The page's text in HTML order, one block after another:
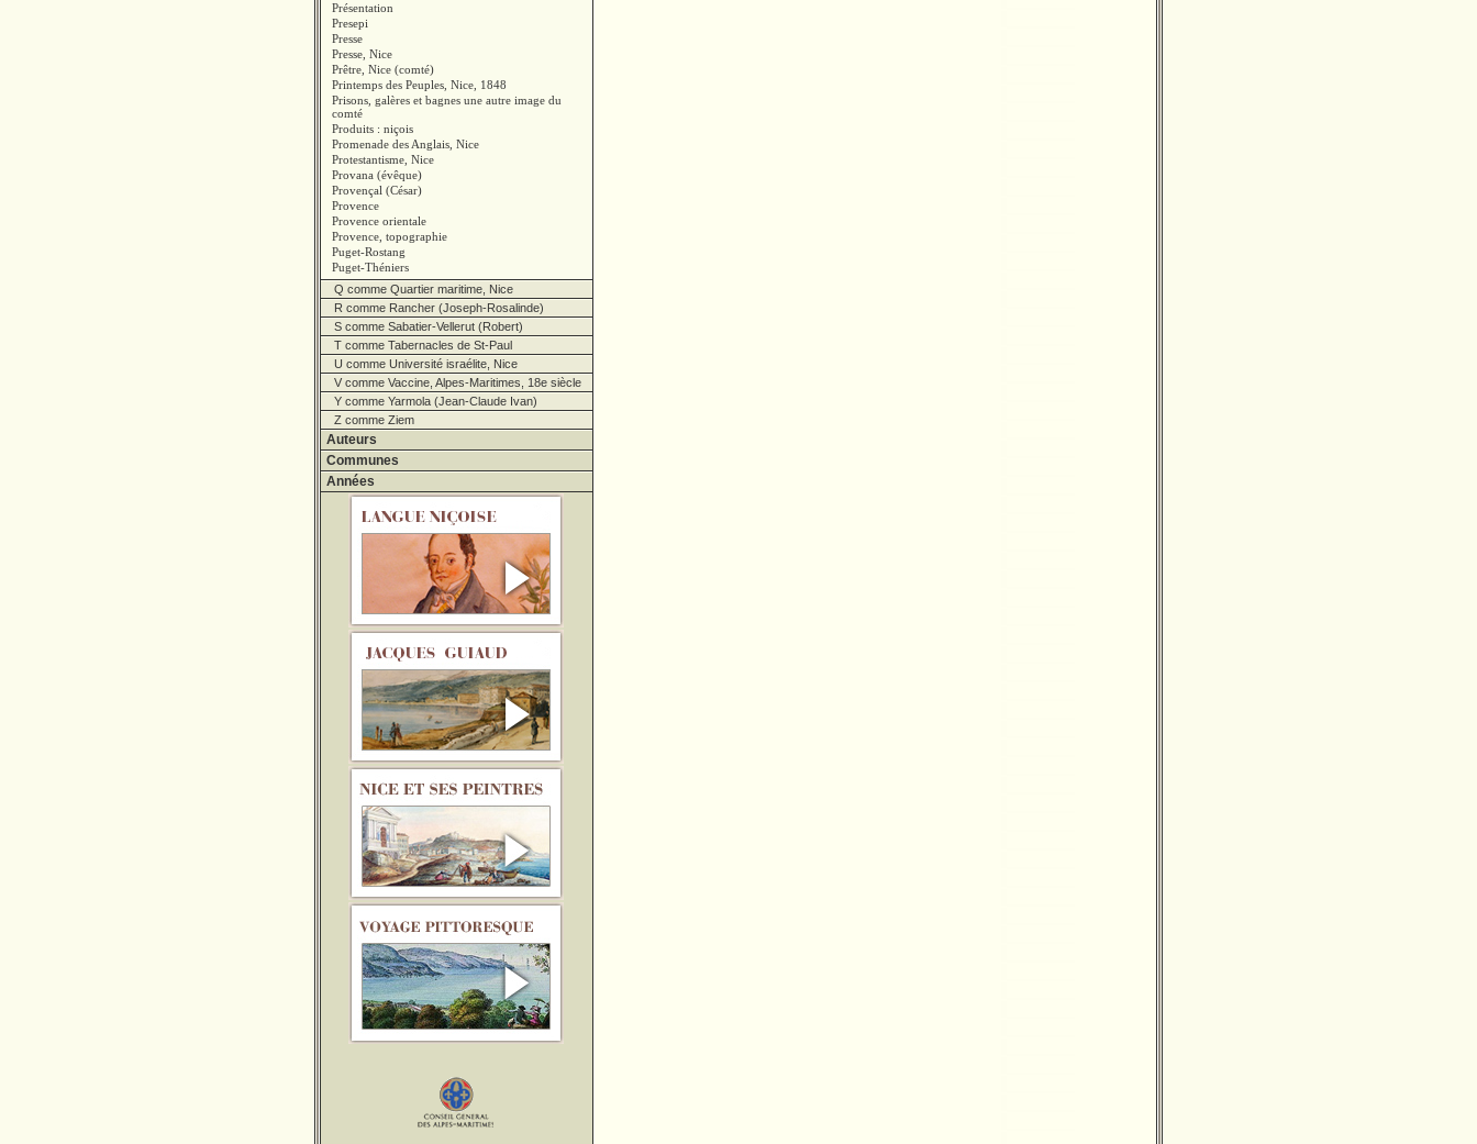
Présentation
Presepi
Presse
Presse, Nice
Prêtre, Nice (comté)
Printemps des Peuples, Nice, 1848
Prisons, galères et bagnes une autre image du
comté
Produits : niçois
Promenade des Anglais, Nice
Protestantisme, Nice
Provana (évêque)
Provençal (César)
Provence
Provence orientale
Provence, topographie
Puget-Rostang
Puget-Théniers
Q comme Quartier maritime, Nice
R comme Rancher (Joseph-Rosalinde)
S comme Sabatier-Vellerut (Robert)
T comme Tabernacles de St-Paul
U comme Université israélite, Nice
V comme Vaccine, Alpes-Maritimes, 18e siècle
Y comme Yarmola (Jean-Claude Ivan)
Z comme Ziem
Auteurs
Communes
Années